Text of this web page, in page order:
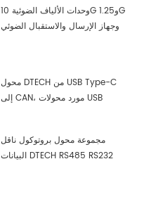
وحدات الألياف الضوئية 10G و1.25G
وجهاز الإرسال والاستقبال الضوئي
محول DTECH من USB Type-C
إلى CAN، مورد محولات USB
مجموعة محول بروتوكول ناقل
البيانات DTECH RS485 RS232